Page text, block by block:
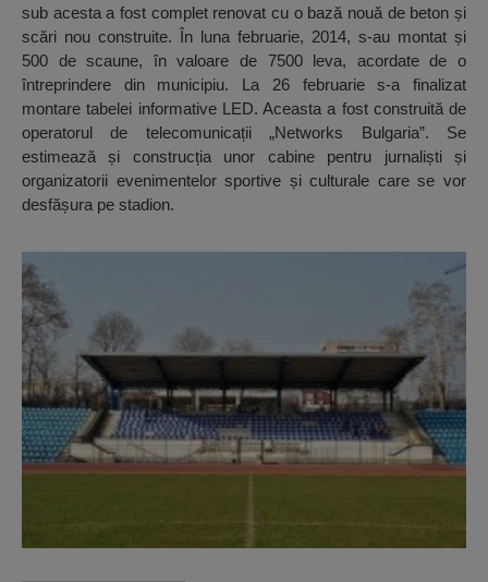
sub acesta a fost complet renovat cu o bază nouă de beton și
scări nou construite. În luna februarie, 2014, s-au montat și
500 de scaune, în valoare de 7500 leva, acordate de o
întreprindere din municipiu. La 26 februarie s-a finalizat
montare tabelei informative LED. Aceasta a fost construită de
operatorul de telecomunicații „Networks Bulgaria”. Se
estimează și construcția unor cabine pentru jurnaliști și
organizatorii evenimentelor sportive și culturale care se vor
desfășura pe stadion.